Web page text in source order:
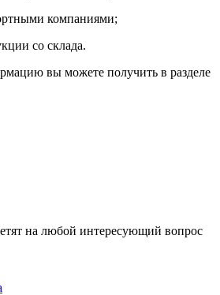
компаниями;
со склада.
вы можете получить в разделе
на любой интересующий вопрос